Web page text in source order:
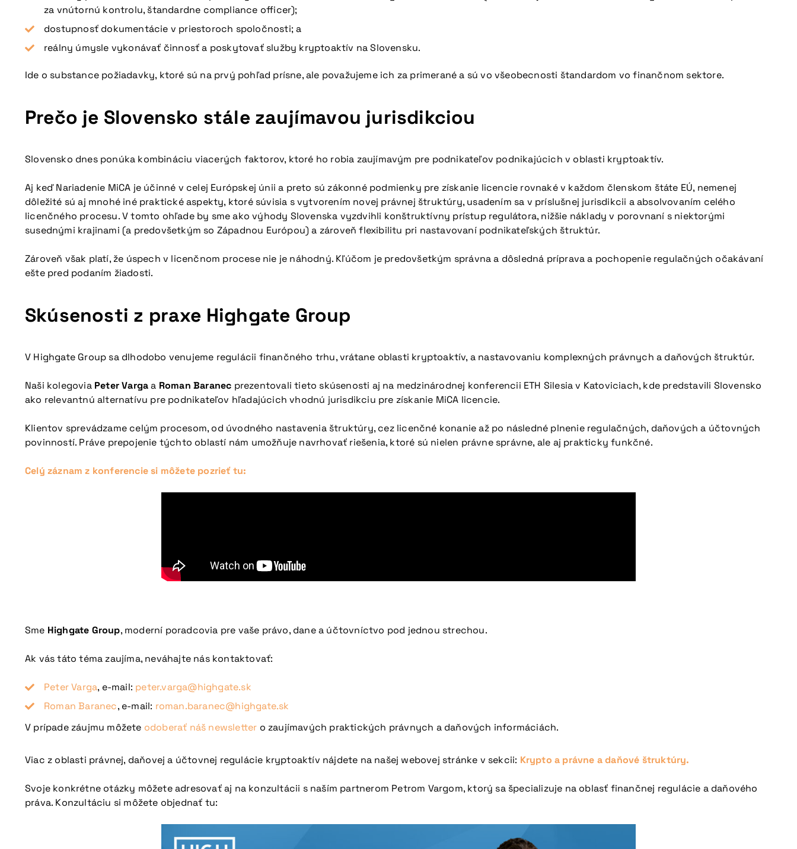
za vnútornú kontrolu, štandardne compliance officer);
dostupnosť dokumentácie v priestoroch spoločnosti; a
reálny úmysle vykonávať činnosť a poskytovať služby kryptoaktív na Slovensku.
Ide o substance požiadavky, ktoré sú na prvý pohľad prísne, ale považujeme ich za primerané a sú vo všeobecnosti štandardom vo finančnom sektore.
Prečo je Slovensko stále zaujímavou jurisdikciou
Slovensko dnes ponúka kombináciu viacerých faktorov, ktoré ho robia zaujímavým pre podnikateľov podnikajúcich v oblasti kryptoaktív.
Aj keď Nariadenie MiCA je účinné v celej Európskej únii a preto sú zákonné podmienky pre získanie licencie rovnaké v každom členskom štáte EÚ, nemenej
dôležité sú aj mnohé iné praktické aspekty, ktoré súvisia s vytvorením novej právnej štruktúry, usadením sa v príslušnej jurisdikcii a absolvovaním celého
licenčného procesu. V tomto ohľade by sme ako výhody Slovenska vyzdvihli konštruktívny prístup regulátora, nižšie náklady v porovnaní s niektorými
susednými krajinami (a predovšetkým so Západnou Európou) a zároveň flexibilitu pri nastavovaní podnikateľských štruktúr.
Zároveň však platí, že úspech v licenčnom procese nie je náhodný. Kľúčom je predovšetkým správna a dôsledná príprava a pochopenie regulačných očakávaní
ešte pred podaním žiadosti.
Skúsenosti z praxe Highgate Group
V Highgate Group sa dlhodobo venujeme regulácii finančného trhu, vrátane oblasti kryptoaktív, a nastavovaniu komplexných právnych a daňových štruktúr.
Naši kolegovia Peter Vargaa Roman Baranec prezentovali tieto skúsenosti aj na medzinárodnej konferencii ETH Silesia v Katoviciach, kde predstavili Slovensko
ako relevantnú alternatívu pre podnikateľov hľadajúcich vhodnú jurisdikciu pre získanie MiCA licencie.
Klientov sprevádzame celým procesom, od úvodného nastavenia štruktúry, cez licenčné konanie až po následné plnenie regulačných, daňových a účtovných
povinností. Práve prepojenie týchto oblastí nám umožňuje navrhovať riešenia, ktoré sú nielen právne správne, ale aj prakticky funkčné.
Celý záznam z konferencie si môžete pozrieť tu:
Sme Highgate Group, moderní poradcovia pre vaše právo, dane a účtovníctvo pod jednou strechou.
Ak vás táto téma zaujíma, neváhajte nás kontaktovať:
Peter Varga, e-mail: peter.varga@highgate.sk
Roman Baranec, e-mail: roman.baranec@highgate.sk
V prípade záujmu môžete odoberať náš newsletter o zaujímavých praktických právnych a daňových informáciách.
Viac z oblasti právnej, daňovej a účtovnej regulácie kryptoaktív nájdete na našej webovej stránke v sekcii: Krypto a právne a daňové štruktúry.
Svoje konkrétne otázky môžete adresovať aj na konzultácii s naším partnerom Petrom Vargom, ktorý sa špecializuje na oblasť finančnej regulácie a daňového
práva. Konzultáciu si môžete objednať tu: